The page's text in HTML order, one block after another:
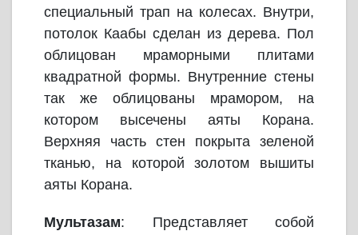
специальный трап на колесах. Внутри,
потолок Каабы сделан из дерева. Пол
облицован мраморными плитами
квадратной формы. Внутренние стены
так же облицованы мрамором, на
котором высечены аяты Корана.
Верхняя часть стен покрыта зеленой
тканью, на которой золотом вышиты
аяты Корана.
Мультазам: Представляет собой